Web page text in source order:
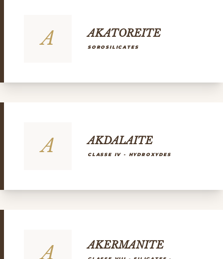
A AKATOREITE
SOROSILICATES
A AKDALAITE
CLASSE IV - HYDROXYDES
A AKERMANITE